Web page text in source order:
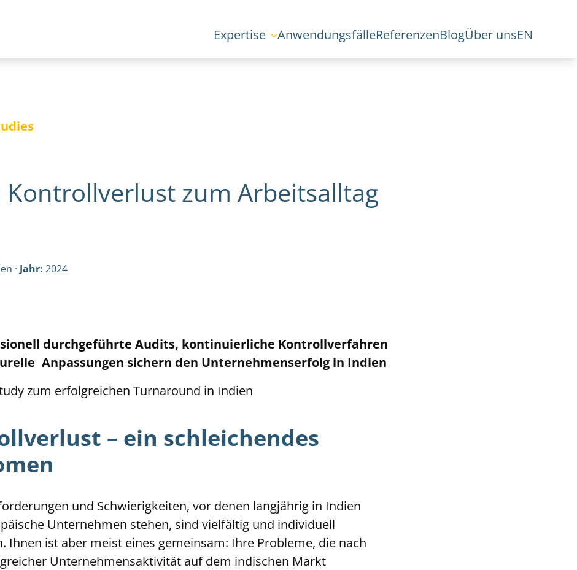
Expertise
AnwendungsfälleReferenzenBlogÜber unsEN
Kontrollverlust zum Arbeitsalltag
· Jahr: 2024
durchgeführte Audits, kontinuierliche Kontrollverfahren
Anpassungen sichern den Unternehmenserfolg in Indien
zum erfolgreichen Turnaround in Indien
– ein schleichendes
und Schwierigkeiten, vor denen langjährig in Indien
Unternehmen stehen, sind vielfältig und individuell
Ihnen ist aber meist eines gemeinsam: Ihre Probleme, die nach
Unternehmensaktivität auf dem indischen Markt